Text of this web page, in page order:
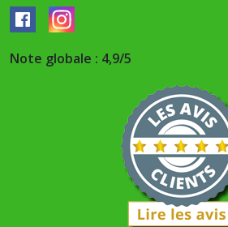
Note globale : 4,9/5